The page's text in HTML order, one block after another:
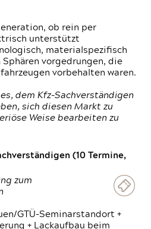
ob rein per
unterstützt
materialspezifisch
vorgedrungen, die
vorbehalten waren.
dem Kfz-Sachverständigen
sich diesen Markt zu
Weise bearbeiten zu
(10 Termine,
zum
GTÜ-Seminarstandort +
+ Lackaufbau beim